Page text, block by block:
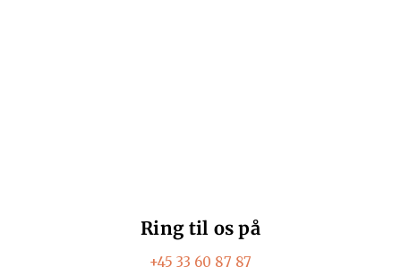
Ring til os på
+45 33 60 87 87